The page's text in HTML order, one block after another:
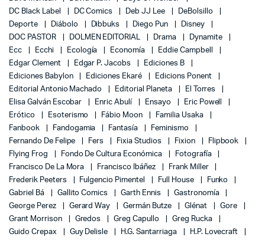
DC Black Label
DC Comics Deb JJ Lee
DeBolsillo
Deporte
Diábolo Dibbuks Diego Pun
Disney
DOC PASTOR
DOLMEN EDITORIAL Drama
Dynamite
Ecc
Ecchi Ecología Economía
Eddie Campbell
Edgar Clement
Edgar P. Jacobs
Ediciones B
Ediciones Babylon
Ediciones Ekaré
Edicions Ponent
Editorial Antonio Machado
Editorial Planeta
El Torres
Elisa Galván Escobar
Enric Abulí Ensayo
Eric Powell
Erótico
Esoterismo Fábio Moon
Familia Usaka
Fanbook
Fandogamia Fantasía
Feminismo
Fernando De Felipe
Fers Fixia Studios Fixion
Flipbook
Flying Frog
Fondo De Cultura Económica
Fotografía
Francisco De La Mora
Francisco Ibáñez
Frank Miller
Frederik Peeters
Fulgencio Pimentel Full House
Funko
Gabriel Bá
Gallito Comics Garth Ennis
Gastronomía
George Perez
Gerard Way Germán Butze Glénat
Gore
Grant Morrison
Gredos Greg Capullo
Greg Rucka
Guido Crepax
Guy Delisle H.G. Santarriaga
H.P. Lovecraft